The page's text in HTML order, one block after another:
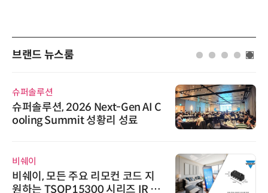
브랜드 뉴스룸
슈퍼솔루션
슈퍼솔루션, 2026 Next-Gen AI C
ooling Summit 성황리 성료
비쉐이
비쉐이, 모든 주요 리모컨 코드 지
원하는 TSOP15300 시리즈 IR 수